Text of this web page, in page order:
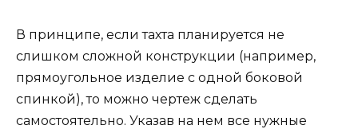
В принципе, если тахта планируется не
слишком сложной конструкции (например,
прямоугольное изделие с одной боковой
спинкой), то можно чертеж сделать
самостоятельно. Указав на нем все нужные